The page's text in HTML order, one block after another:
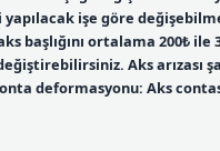
yapılacak işe göre
başlığını ortalama 200₺ ile
Aks arızası
deformasyonu: Aks